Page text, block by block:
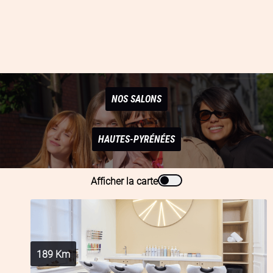
NOS SALONS
HAUTES-PYRÉNÉES
Afficher la carte
189 Km